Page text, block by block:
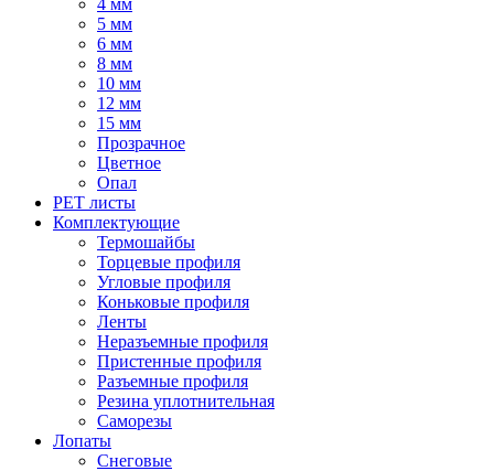
4 мм
5 мм
6 мм
8 мм
10 мм
12 мм
15 мм
Прозрачное
Цветное
Опал
PET листы
Комплектующие
Термошайбы
Торцевые профиля
Угловые профиля
Коньковые профиля
Ленты
Неразъемные профиля
Пристенные профиля
Разъемные профиля
Резина уплотнительная
Саморезы
Лопаты
Снеговые